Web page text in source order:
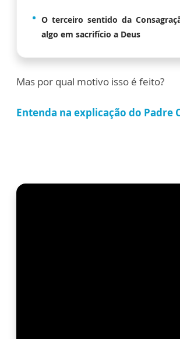
O terceiro sentido da
algo em sacrifício a Deus
Mas por qual motivo isso é feito?
Entenda na explicação do Padre